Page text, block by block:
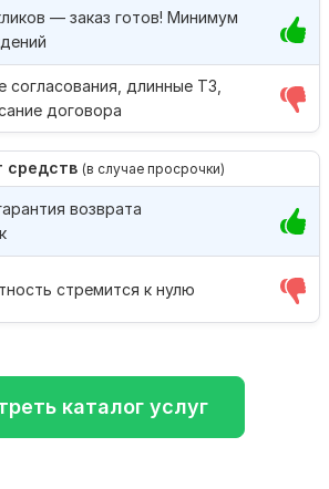
согласования, длинные ТЗ,
договора
— заказ готов! Минимум
средств (в случае просрочки)
стремится к нулю
возврата
каталог услуг